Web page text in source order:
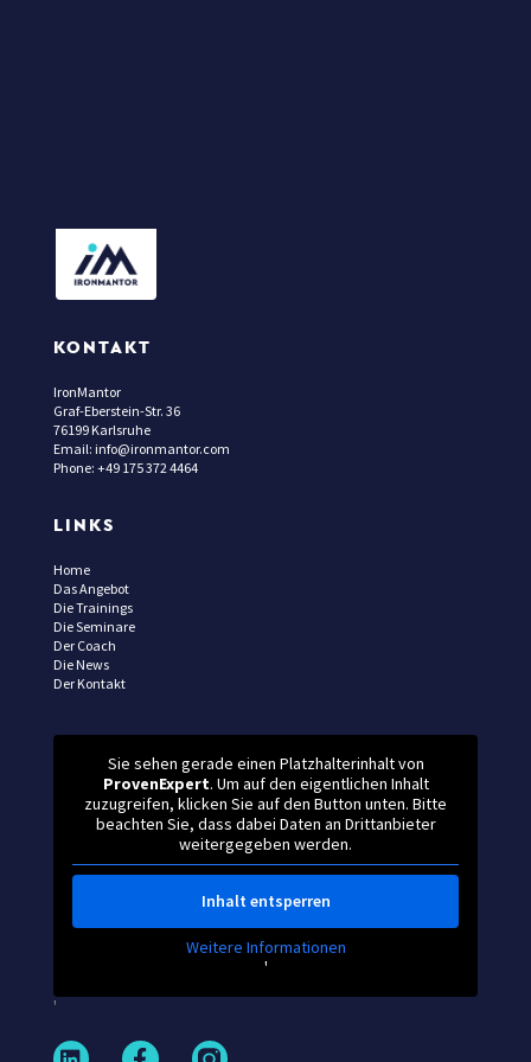
KONTAKT
IronMantor
Graf-Eberstein-Str. 36
76199 Karlsruhe
Email: info@ironmantor.com
Phone: +49 175 372 4464
LINKS
Home
Das Angebot
Die Trainings
Die Seminare
Der Coach
Die News
Der Kontakt
Sie sehen gerade einen Platzhalterinhalt von
ProvenExpert. Um auf den eigentlichen Inhalt
zuzugreifen, klicken Sie auf den Button unten. Bitte
beachten Sie, dass dabei Daten an Drittanbieter
weitergegeben werden.
Inhalt entsperren
Weitere Informationen
'
'
L F